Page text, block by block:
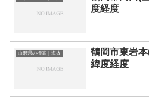
度経度
山形県の標高｜海抜
鶴岡市東岩
緯度経度